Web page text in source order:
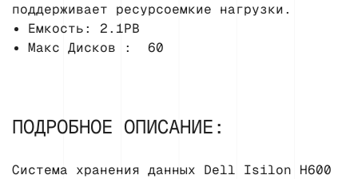
поддерживает ресурсоемкие нагрузки.
Емкость: 2.1PB
Макс Дисков : 60
ПОДРОБНОЕ ОПИСАНИЕ:
Система хранения данных Dell Isilon H600